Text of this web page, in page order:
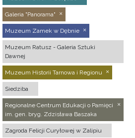
Galeria "Panorama"
Muzeum Zamek w Dębnie
Muzeum Ratusz - Galeria Sztuki
Dawnej
Muzeum Historii Tarnowa i Regionu
Siedziba
Regionalne Centrum Edukacji o Pamięci
im. gen. bryg. Zdzisława Baszaka
Zagroda Felicji Curyłowej w Zalipiu